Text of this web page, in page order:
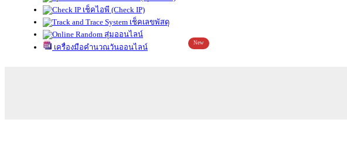
เช็คไอพี (Check IP)
เช็คเลขพัสดุ
สุ่มออนไลน์
เครื่องมือคำนวณวันออนไลน์
New